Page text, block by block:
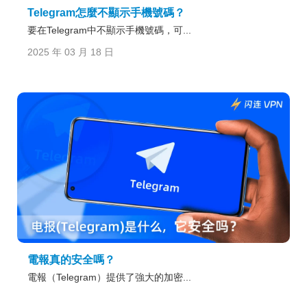
Telegram怎麼不顯示手機號碼？
要在Telegram中不顯示手機號碼，可...
2025 年 03 月 18 日
電報真的安全嗎？
電報（Telegram）提供了強大的加密...